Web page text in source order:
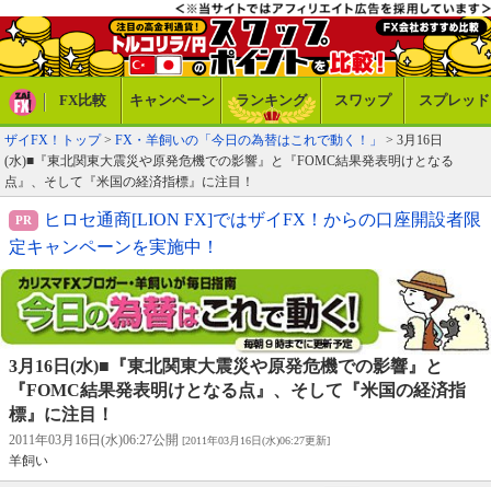
FX比較 キャンペーン ランキング スワップ スプレッド
ザイFX！トップ> FX・羊飼いの「今日の為替はこれで動く！」
> 3月16日
(水)■『東北関東大震災や原発危機での影響』と『FOMC結果発表明けとなる
点』、そして『米国の経済指標』に注目！
ヒロセ通商[LION FX]ではザイFX！からの口座開設者限
定キャンペーンを実施中！
3月16日(水)■『東北関東大震災や原発危機での影響』と
『FOMC結果発表明けとなる点』、そして『米国の経済指
標』に注目！
2011年03月16日(水)06:27公開 [2011年03月16日(水)06:27更新]
羊飼い